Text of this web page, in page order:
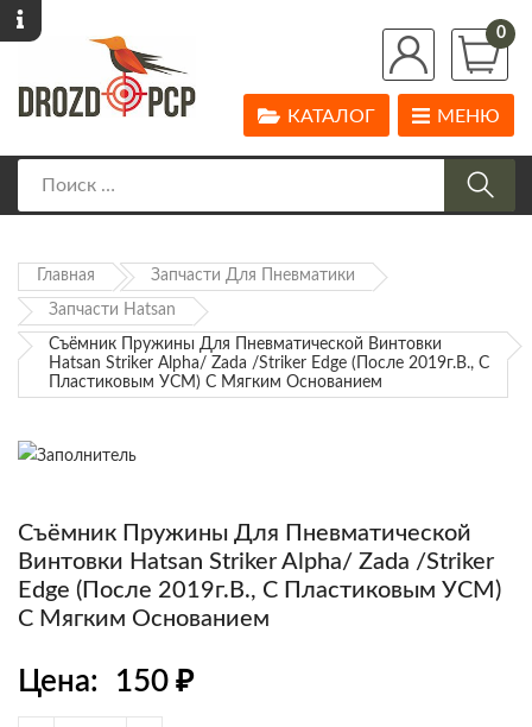
0
МЕНЮ
КАТАЛОГ
Главная Запчасти Для Пневматики
Запчасти Hatsan
Съёмник Пружины Для Пневматической Винтовки
Hatsan Striker Alpha/ Zada /Striker Edge (после 2019г.в., С
Пластиковым УСМ) С Мягким Основанием
Съёмник Пружины Для Пневматической
Винтовки Hatsan Striker Alpha/ Zada /Striker
Edge (после 2019г.в., С Пластиковым УСМ)
С Мягким Основанием
Цена: 150 ₽